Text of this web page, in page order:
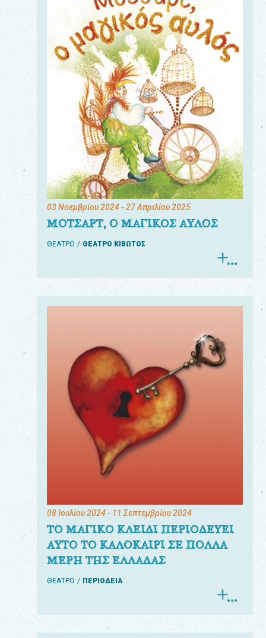
03 Νοεμβρίου 2024- 27 Απριλίου 2025
ΜΟΤΣΑΡΤ, Ο ΜΑΓΙΚΟΣ ΑΥΛΟΣ
ΘΕΑΤΡΟ ΘΕΑΤΡΟ ΚΙΒΩΤΟΣ
08 Ιουλίου 2024- 11 Σεπτεμβρίου 2024
ΤΟ ΜΑΓΙΚΟ ΚΛΕΙΔΙ ΠΕΡΙΟΔΕΥΕΙ
ΑΥΤΟ ΤΟ ΚΑΛΟΚΑΙΡΙ ΣΕ ΠΟΛΛΑ
ΜΕΡΗ ΤΗΣ ΕΛΛΑΔΑΣ
ΘΕΑΤΡΟ ΠΕΡΙΟΔΕΙΑ